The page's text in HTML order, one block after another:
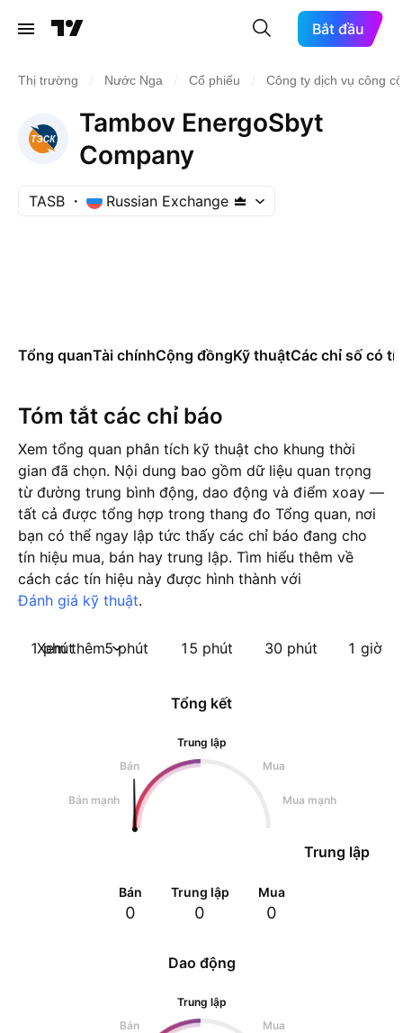
Bắt đầu
Thị trường Nước Nga Cổ phiếu Công ty dịch vụ công
Tambov EnergoSbyt
Company
TASB Russian Exchange
Tổng quanTài chínhCộng đồngKỹ thuậtCác chỉ số có
Tóm tắt các chỉ báo
Xem tổng quan phân tích kỹ thuật cho khung thời
gian đã chọn. Nội dung bao gồm dữ liệu quan trọng
từ đường trung bình động, dao động và điểm xoay —
tất cả được tổng hợp trong thang đo Tổng quan, nơi
bạn có thể ngay lập tức thấy các chỉ báo đang cho
tín hiệu mua, bán hay trung lập. Tìm hiểu thêm về
cách các tín hiệu này được hình thành với
Đánh giá kỹ thuật.
1 phút 5 phút 15 phút 30 phút 1 giờ
Xem thêm
Dao động
Trung lập
Bán
Mua
Tổng kết
Trung lập
Bán
Mua
Bán mạnh Mua mạnh
Trung lập
Bán
0
Trung lập
0
Mua
0